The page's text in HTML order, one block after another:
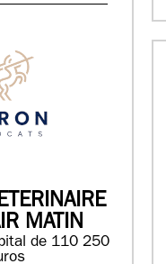
MATIN
de 110 250